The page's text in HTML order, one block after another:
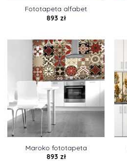
Fototapeta alfabet
893 zł
Maroko fototapeta
893 zł